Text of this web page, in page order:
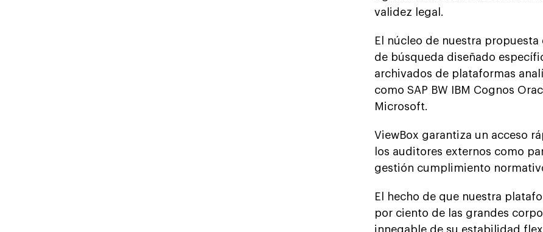
validez legal.
El núcleo de nuestra
de búsqueda diseñado
archivados de plataformas
como SAP BW IBM Cognos
Microsoft.
ViewBox garantiza un acceso
los auditores externos como
gestión cumplimiento
El hecho de que nuestra
por ciento de las grandes
innegable de su estabilidad